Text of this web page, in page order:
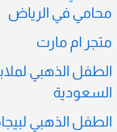
محامي في الرياض
متجر ام مارت
الطفل الذهبي
السعودية
الطفل الذهبي